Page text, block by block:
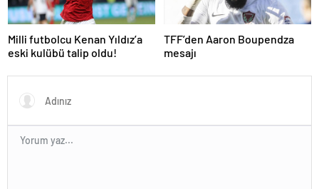
Milli futbolcu Kenan Yıldız’a
eski kulübü talip oldu!
TFF’den Aaron Boupendza
mesajı